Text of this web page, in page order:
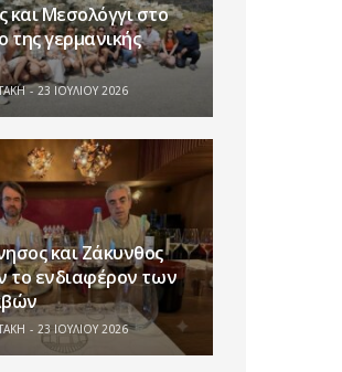
και Μεσολόγγι στο
της γερμανικής
23 ΙΟΥΛΊΟΥ 2026
και Ζάκυνθος
το ενδιαφέρον των
23 ΙΟΥΛΊΟΥ 2026